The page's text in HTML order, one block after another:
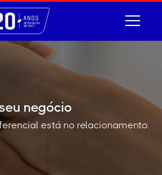
negócio
está no relacionamento.